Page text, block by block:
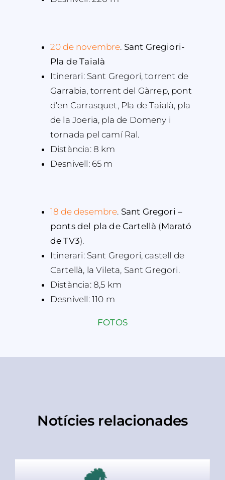
20 de novembre. Sant Gregiori-
Pla de Taialà
Itinerari: Sant Gregori, torrent de
Garrabia, torrent del Gàrrep, pont
d’en Carrasquet, Pla de Taialà, pla
de la Joeria, pla de Domeny i
tornada pel camí Ral.
Distància: 8 km
Desnivell: 65 m
18 de desembre. Sant Gregori –
ponts del pla de Cartellà (Marató
de TV3).
Itinerari: Sant Gregori, castell de
Cartellà, la Vileta, Sant Gregori.
Distància: 8,5 km
Desnivell: 110 m
FOTOS
Notícies relacionades